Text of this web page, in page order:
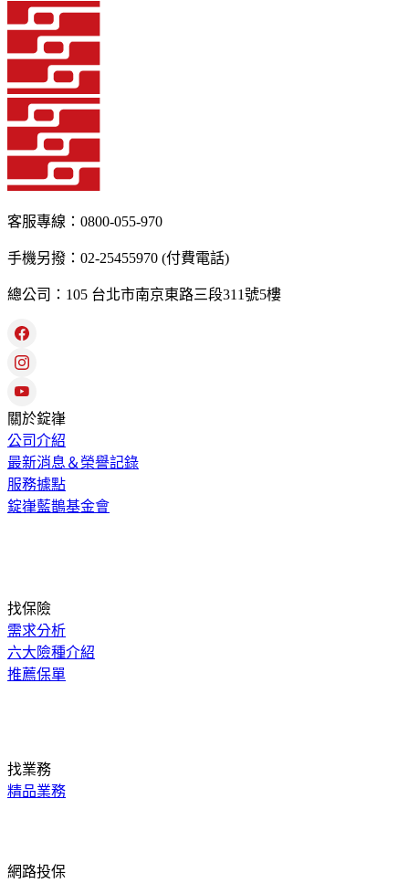
客服專線：0800-055-970
手機另撥：02-25455970 (付費電話)
總公司：105 台北市南京東路三段311號5樓
關於錠嵂
公司介紹
最新消息＆榮譽記錄
服務據點
錠嵂藍鵲基金會
找保險
需求分析
六大險種介紹
推薦保單
找業務
精品業務
網路投保